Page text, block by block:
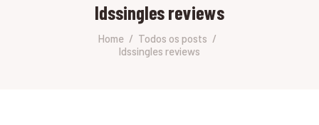
ldssingles reviews
Home
Todos os posts
ldssingles reviews
SOBRE A LATERSOLO
ENGINEERING